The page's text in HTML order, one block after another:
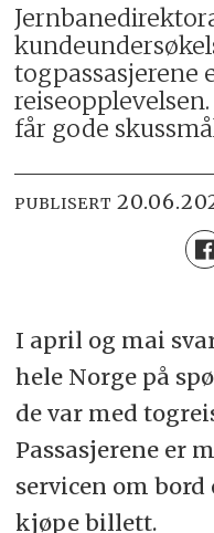
togpassasjerene
får gode
PUBLISERT
I april og mai
hele Norge på
de var med
Passasjerene er
servicen om bord
kjøpe billett.